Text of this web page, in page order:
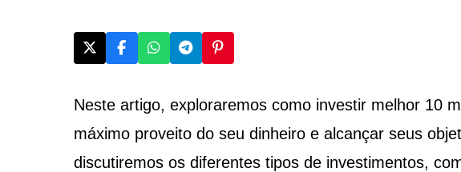
Neste artigo, exploraremos como investir melhor 10
máximo proveito do seu dinheiro e alcançar seus
discutiremos os diferentes tipos de investimentos,